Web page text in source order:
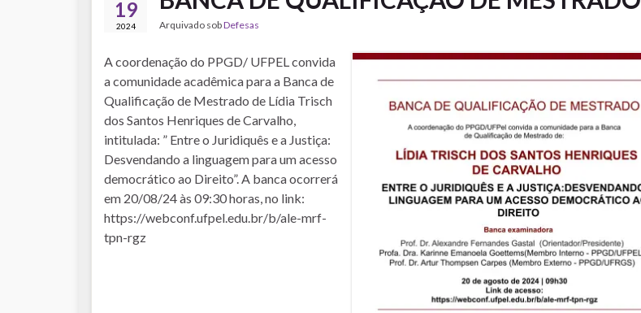
19
2024 Arquivado sobDefesas
A coordenação do PPGD/ UFPEL convida
a comunidade acadêmica para a Banca de
Qualificação de Mestrado de Lídia Trisch
dos Santos Henriques de Carvalho,
intitulada: ” Entre o Juridiquês e a Justiça:
Desvendando a linguagem para um acesso
democrático ao Direito”. A banca ocorrerá
em 20/08/24 às 09:30 horas, no link:
https://webconf.ufpel.edu.br/b/ale-mrf-
tpn-rgz